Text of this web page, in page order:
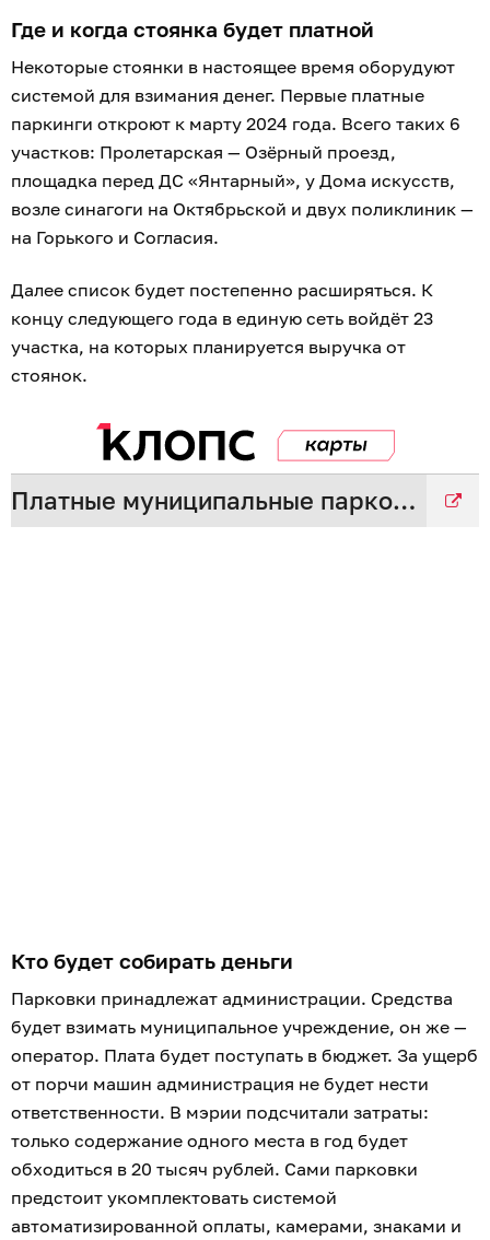
Где и когда стоянка будет платной
Некоторые стоянки в настоящее время оборудуют
системой для взимания денег. Первые платные
паркинги откроют к марту 2024 года. Всего таких 6
участков: Пролетарская — Озёрный проезд,
площадка перед ДС «Янтарный», у Дома искусств,
возле синагоги на Октябрьской и двух поликлиник —
на Горького и Согласия.
Далее список будет постепенно расширяться. К
концу следующего года в единую сеть войдёт 23
участка, на которых планируется выручка от
стоянок.
Кто будет собирать деньги
Парковки принадлежат администрации. Средства
будет взимать муниципальное учреждение, он же —
оператор. Плата будет поступать в бюджет. За ущерб
от порчи машин администрация не будет нести
ответственности. В мэрии подсчитали затраты:
только содержание одного места в год будет
обходиться в 20 тысяч рублей. Сами парковки
предстоит укомплектовать системой
автоматизированной оплаты, камерами, знаками и